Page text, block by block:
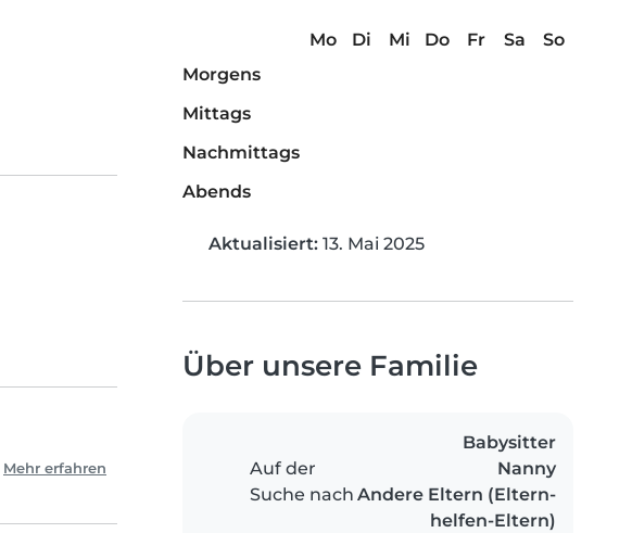
Mehr erfahren
Mo Di Mi Do Fr Sa
So
Morgens
Mittags
Nachmittags
Abends
Aktualisiert: 13. Mai 2025
Über unsere Familie
Auf der
Suche nach
Babysitter
Nanny
Andere Eltern (Eltern-
helfen-Eltern)